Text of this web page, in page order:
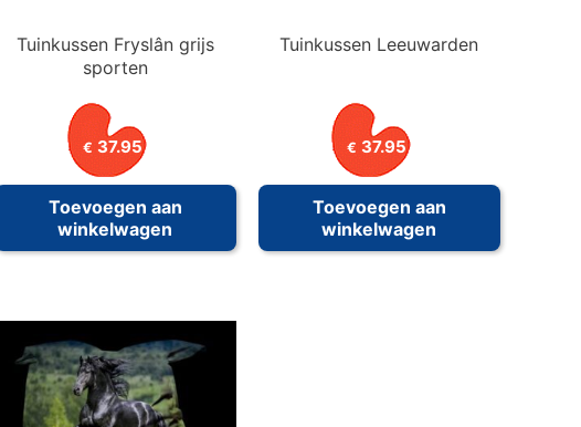
Tuinkussen Fryslân grijs
sporten
€ 37.95
Toevoegen aan
winkelwagen
Tuinkussen Leeuwarden
€ 37.95
Toevoegen aan
winkelwagen